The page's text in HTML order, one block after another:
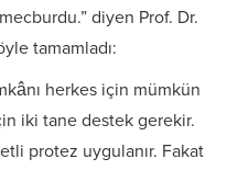
diyen Prof. Dr.
tamamladı:
herkes için mümkün
iki tane destek gerekir.
protez uygulanır. Fakat